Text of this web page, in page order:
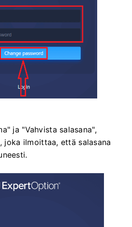
ja "Vahvista salasana",
joka ilmoittaa, että salasana